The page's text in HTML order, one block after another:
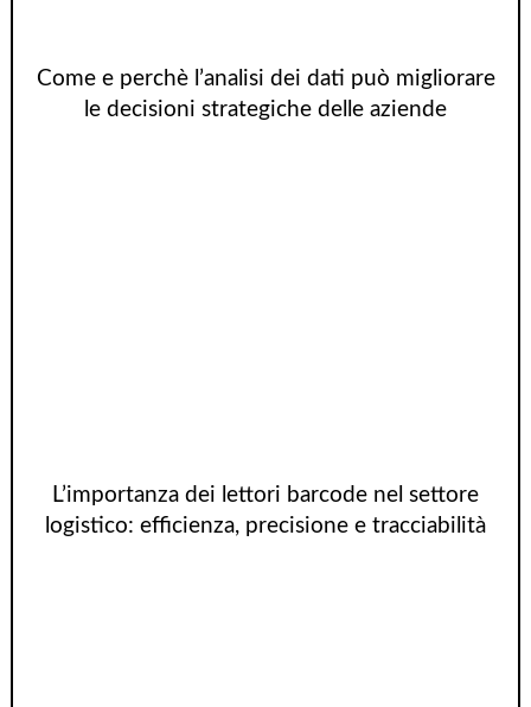
Come e perchè l’analisi dei dati può migliorare
le decisioni strategiche delle aziende
L’importanza dei lettori barcode nel settore
logistico: efficienza, precisione e tracciabilità